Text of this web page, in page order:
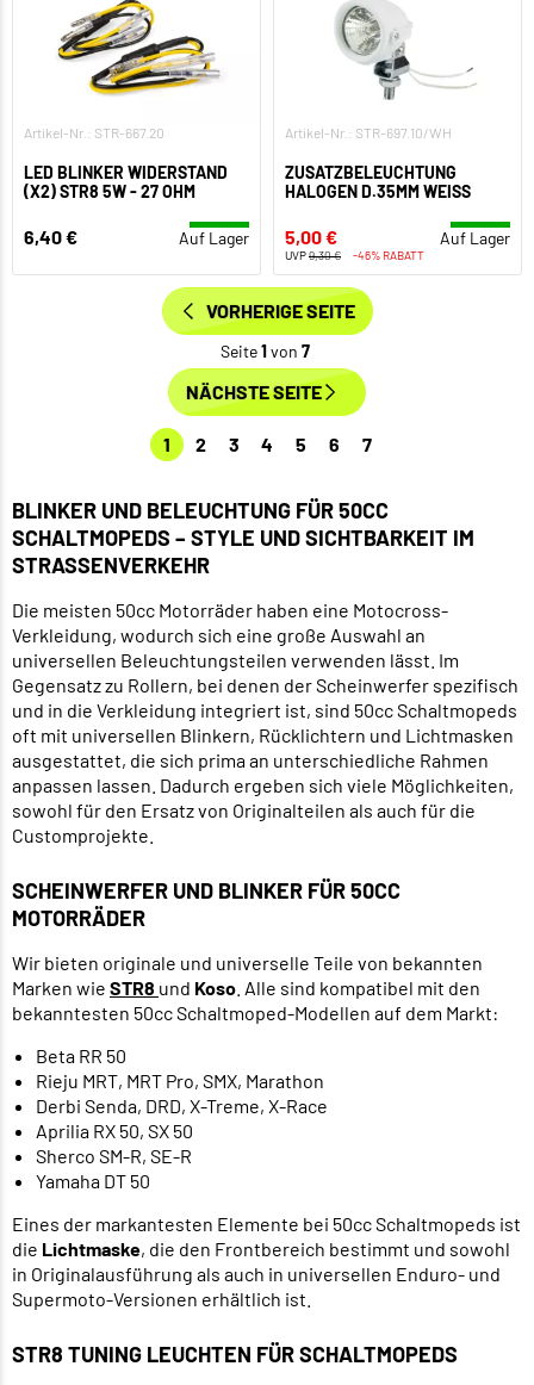
Artikel-Nr.: STR-667.20
LED BLINKER WIDERSTAND
(X2) STR8 5W - 27 OHM
6,40 € Auf Lager
Artikel-Nr.: STR-697.10/WH
ZUSATZBELEUCHTUNG
HALOGEN D.35MM WEISS
5,00 € Auf Lager
UVP9,30 € -46% RABATT
VORHERIGE SEITE
Seite1von 7
NÄCHSTE SEITE
1 2 3 4 5 6 7
BLINKER UND BELEUCHTUNG FÜR 50CC
SCHALTMOPEDS – STYLE UND SICHTBARKEIT IM
STRASSENVERKEHR
Die meisten 50cc Motorräder haben eine Motocross-
Verkleidung, wodurch sich eine große Auswahl an
universellen Beleuchtungsteilen verwenden lässt. Im
Gegensatz zu Rollern, bei denen der Scheinwerfer spezifisch
und in die Verkleidung integriert ist, sind 50cc Schaltmopeds
oft mit universellen Blinkern, Rücklichtern und Lichtmasken
ausgestattet, die sich prima an unterschiedliche Rahmen
anpassen lassen. Dadurch ergeben sich viele Möglichkeiten,
sowohl für den Ersatz von Originalteilen als auch für die
Customprojekte.
SCHEINWERFER UND BLINKER FÜR 50CC
MOTORRÄDER
Wir bieten originale und universelle Teile von bekannten
Marken wie STR8 und Koso . Alle sind kompatibel mit den
bekanntesten 50cc Schaltmoped-Modellen auf dem Markt:
Beta RR 50
Rieju MRT, MRT Pro, SMX, Marathon
Derbi Senda, DRD, X-Treme, X-Race
Aprilia RX 50, SX 50
Sherco SM-R, SE-R
Yamaha DT 50
Eines der markantesten Elemente bei 50cc Schaltmopeds ist
die Lichtmaske, die den Frontbereich bestimmt und sowohl
in Originalausführung als auch in universellen Enduro- und
Supermoto-Versionen erhältlich ist.
STR8 TUNING LEUCHTEN FÜR SCHALTMOPEDS